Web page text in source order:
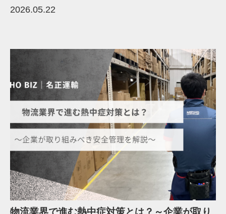
2026.05.22
物流業界で進む熱中症対策とは？～企業が取り